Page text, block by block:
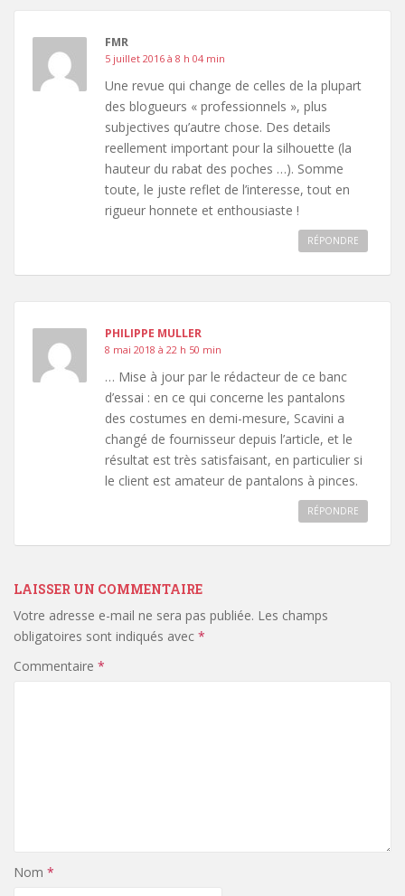
FMR
5 juillet 2016 à 8 h 04 min
Une revue qui change de celles de la plupart
des blogueurs « professionnels », plus
subjectives qu’autre chose. Des details
reellement important pour la silhouette (la
hauteur du rabat des poches …). Somme
toute, le juste reflet de l’interesse, tout en
rigueur honnete et enthousiaste !
RÉPONDRE
PHILIPPE MULLER
8 mai 2018 à 22 h 50 min
… Mise à jour par le rédacteur de ce banc
d’essai : en ce qui concerne les pantalons
des costumes en demi-mesure, Scavini a
changé de fournisseur depuis l’article, et le
résultat est très satisfaisant, en particulier si
le client est amateur de pantalons à pinces.
RÉPONDRE
LAISSER UN COMMENTAIRE
Votre adresse e-mail ne sera pas publiée. Les champs
obligatoires sont indiqués avec *
Commentaire *
Nom *